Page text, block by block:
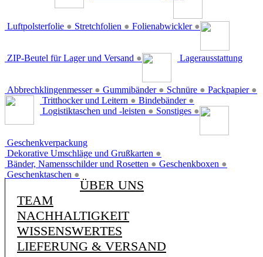
Luftpolsterfolie ● Stretchfolien ● Folienabwickler ●
ZIP-Beutel für Lager und Versand ●
Abbrechklingenmesser ● Gummibänder ● Schnüre ● Packpapier ●
Lagerausstattung
Tritthocker und Leitern ● Bindebänder ●
Logistiktaschen und -leisten ● Sonstiges ●
Geschenkverpackung
Dekorative Umschläge und Grußkarten ●
Bänder, Namensschilder und Rosetten ● Geschenkboxen ●
Geschenktaschen ●
ÜBER UNS
TEAM
NACHHALTIGKEIT
WISSENSWERTES
LIEFERUNG & VERSAND